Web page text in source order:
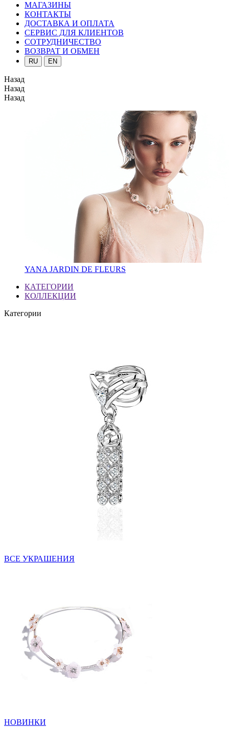
МАГАЗИНЫ
КОНТАКТЫ
ДОСТАВКА И ОПЛАТА
СЕРВИС ДЛЯ КЛИЕНТОВ
СОТРУДНИЧЕСТВО
ВОЗВРАТ И ОБМЕН
RU EN
Назад
Назад
Назад
YANA JARDIN DE FLEURS
КАТЕГОРИИ
КОЛЛЕКЦИИ
Категории
ВСЕ УКРАШЕНИЯ
НОВИНКИ